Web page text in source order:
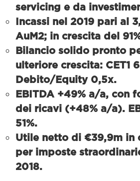
servicing e da
Incassi nel 2019 pari al
AuM 2; in crescita del
Bilancio solido pronto
ulteriore crescita: CET1
Debito/Equity 0,5x.
EBITDA +49% a/a, con
dei ricavi (+48% a/a).
51%.
Utile netto di €39,9m in
per imposte
2018.